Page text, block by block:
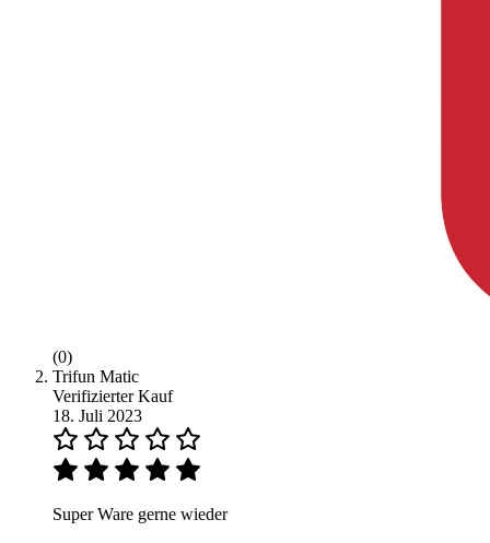
(0)
Trifun Matic
Verifizierter Kauf
18. Juli 2023
Super Ware gerne wieder